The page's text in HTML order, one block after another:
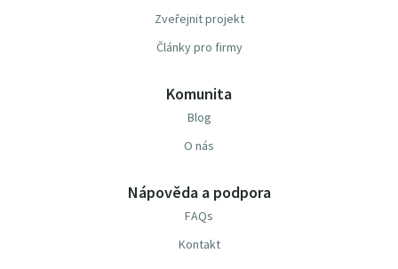
Zveřejnit projekt
Články pro firmy
Komunita
Blog
O nás
Nápověda a podpora
FAQs
Kontakt